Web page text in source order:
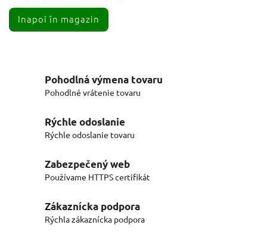
Inapoi în magazin
Pohodlná výmena tovaru
Pohodlné vrátenie tovaru
Rýchle odoslanie
Rýchle odoslanie tovaru
Zabezpečený web
Používame HTTPS certifikát
Zákaznícka podpora
Rýchla zákaznícka podpora